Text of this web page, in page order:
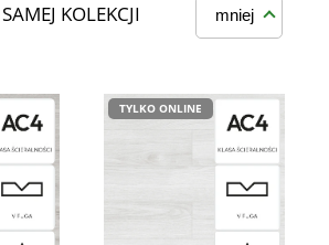
KOLEKCJI mniej
TYLKO ONLINE